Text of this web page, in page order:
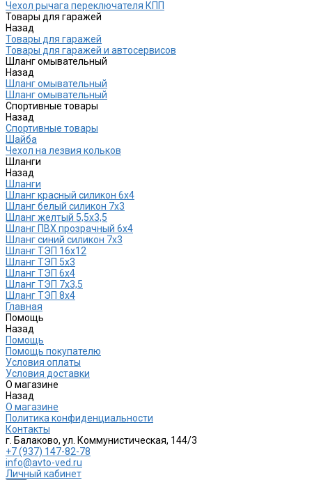
Чехол рычага переключателя КПП
Товары для гаражей
Назад
Товары для гаражей
Товары для гаражей и автосервисов
Шланг омывательный
Назад
Шланг омывательный
Шланг омывательный
Спортивные товары
Назад
Спортивные товары
Шайба
Чехол на лезвия кольков
Шланги
Назад
Шланги
Шланг красный силикон 6х4
Шланг белый силикон 7х3
Шланг желтый 5,5х3,5
Шланг ПВХ прозрачный 6х4
Шланг синий силикон 7х3
Шланг ТЭП 16х12
Шланг ТЭП 5х3
Шланг ТЭП 6х4
Шланг ТЭП 7х3,5
Шланг ТЭП 8х4
Главная
Помощь
Назад
Помощь
Помощь покупателю
Условия оплаты
Условия доставки
О магазине
Назад
О магазине
Политика конфиденциальности
Контакты
г. Балаково, ул. Коммунистическая, 144/3
+7 (937) 147-82-78
info@avto-ved.ru
Личный кабинет